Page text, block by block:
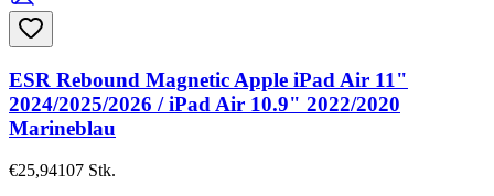
ESR Rebound Magnetic Apple iPad Air 11"
2024/2025/2026 / iPad Air 10.9" 2022/2020
Marineblau
€25,94107 Stk.